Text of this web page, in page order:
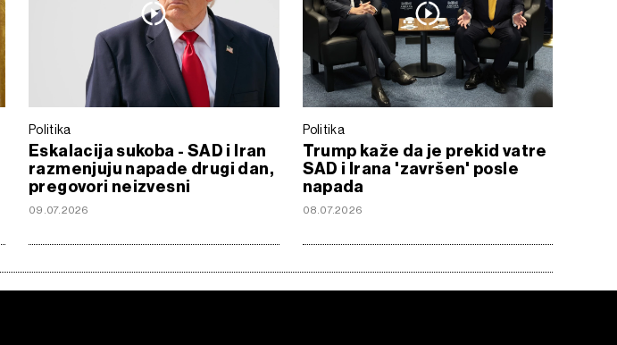
Politika
Eskalacija sukoba - SAD i Iran
razmenjuju napade drugi dan,
pregovori neizvesni
09.07.2026
Politika
Trump kaže da je prekid vatre
SAD i Irana 'završen' posle
napada
08.07.2026